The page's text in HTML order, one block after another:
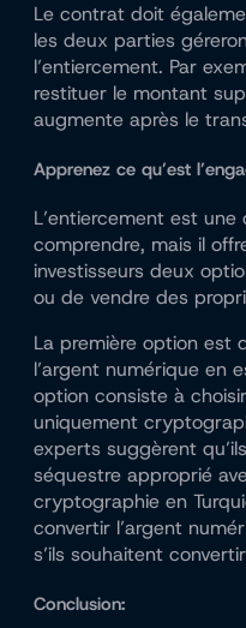
Le contrat doit
les deux parties
l’entiercement. Par
restituer le montant
augmente après le
Apprenez ce qu’est
L’entiercement est
comprendre, mais il
investisseurs deux
ou de vendre des
La première option est
l’argent numérique en
option consiste à
uniquement
experts suggèrent
séquestre approprié
cryptographie en
convertir l’argent
s’ils souhaitent
Conclusion: